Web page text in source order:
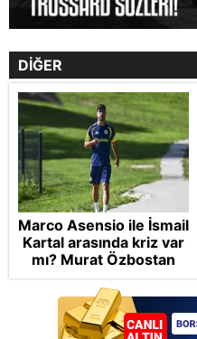
DİĞER
Marco Asensio ile İsmail
Kartal arasında kriz var
mı? Murat Özbostan
analiz etti: Egoları da
yönetmelisiniz